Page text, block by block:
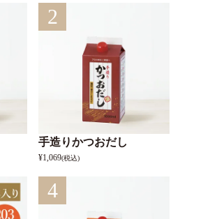
2
手造りかつおだし
¥1,069(税込)
4